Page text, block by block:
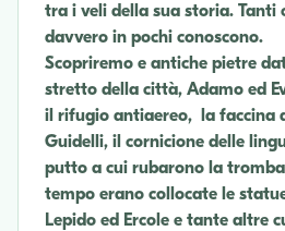
tra i veli della sua storia. Tanti
davvero in pochi conoscono.
Scopriremo e antiche pietre
stretto della città, Adamo ed
il rifugio antiaereo, la faccina
Guidelli, il cornicione delle
putto a cui rubarono la
tempo erano collocate le
Lepido ed Ercole e tante altre